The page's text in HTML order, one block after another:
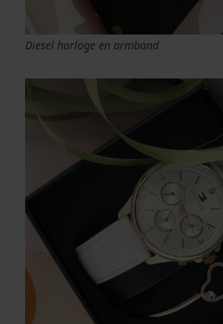
Diesel horloge en armband